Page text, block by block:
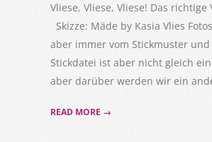
Vliese, Vliese, Vliese! Das
Skizze: Mäde by Kasia Vlies
aber immer vom Stickmuster
Stickdatei ist aber nicht gleich
aber darüber werden wir ein
READ MORE →